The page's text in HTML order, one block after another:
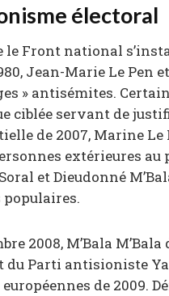
électoral
le Front national
Jean-Marie Le
» antisémites.
ciblée servant de
de 2007, Marine Le
extérieures
et Dieudonné
2008, M’Bala
du Parti antisioniste
de 2009.